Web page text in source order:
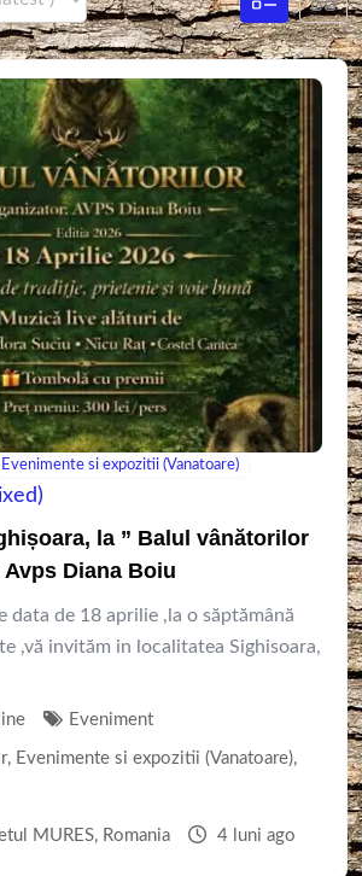
Evenimente si expozitii (Vanatoare)
la ” Balul vânătorilor
Diana Boiu
data de 18 aprilie ,la o săptămână
,vă invităm in localitatea Sighisoara,
Eveniment
, Evenimente si expozitii (Vanatoare),
MURES, Romania 4 luni ago